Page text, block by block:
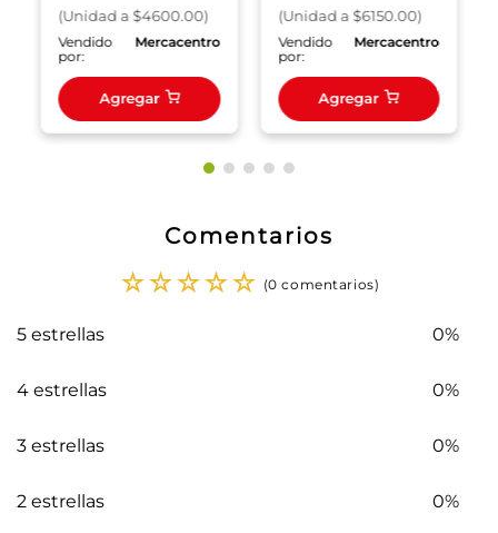
(Unidad a $4600.00)
Vendido
por:
Mercacentro
Agregar
(Unidad a $6150.00)
Vendido
por:
Mercacentro
Agregar
Comentarios
☆☆☆☆☆ (0 comentarios)
5 estrellas 0%
4 estrellas 0%
3 estrellas 0%
2 estrellas 0%